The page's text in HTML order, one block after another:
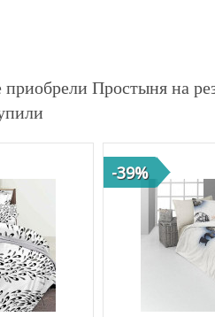
Простыня на
-39%